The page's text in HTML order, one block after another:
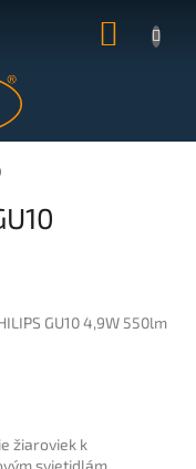
KOŠÍK
GU10 4,9W 550lm
žiaroviek k